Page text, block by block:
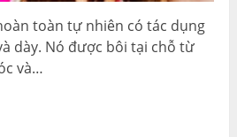
toàn tự nhiên có tác dụng
dày. Nó được bôi tại chỗ từ
và…